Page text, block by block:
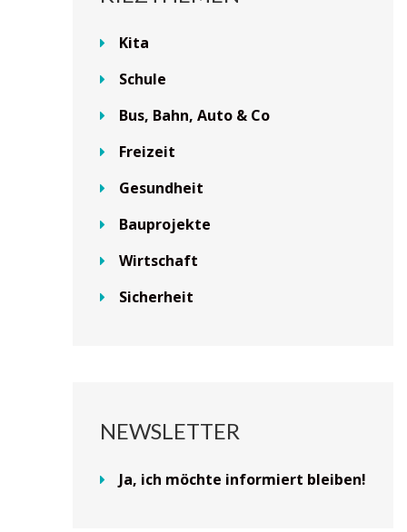
Kita
Schule
Bus, Bahn, Auto & Co
Freizeit
Gesundheit
Bauprojekte
Wirtschaft
Sicherheit
NEWSLETTER
Ja, ich möchte informiert bleiben!